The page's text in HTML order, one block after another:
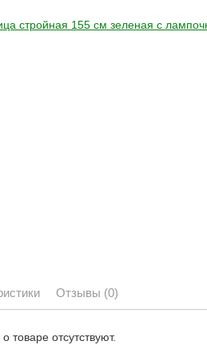
Отзывы (0)
товаре отсутствуют.